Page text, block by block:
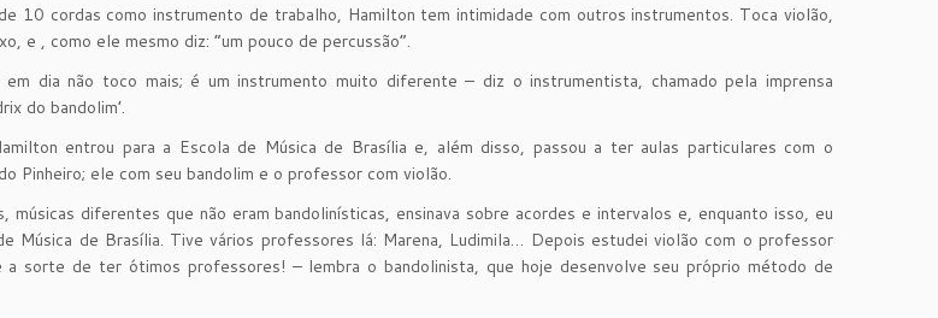
10 cordas como instrumento de trabalho, Hamilton tem intimidade com outros instrumentos. Toca violão,
e , como ele mesmo diz: “um pouco de percussão”.
dia não toco mais; é um instrumento muito diferente – diz o instrumentista, chamado pela imprensa
do bandolim’.
entrou para a Escola de Música de Brasília e, além disso, passou a ter aulas particulares com o
Pinheiro; ele com seu bandolim e o professor com violão.
músicas diferentes que não eram bandolinísticas, ensinava sobre acordes e intervalos e, enquanto isso, eu
Música de Brasília. Tive vários professores lá: Marena, Ludimila… Depois estudei violão com o professor
a sorte de ter ótimos professores! – lembra o bandolinista, que hoje desenvolve seu próprio método de